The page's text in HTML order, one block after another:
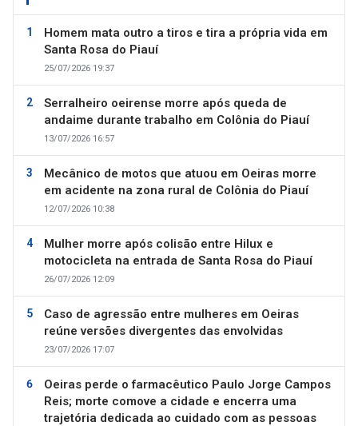
Homem mata outro a tiros e tira a própria vida em
Santa Rosa do Piauí
25/07/2026 19:37
Serralheiro oeirense morre após queda de
andaime durante trabalho em Colônia do Piauí
13/07/2026 16:57
Mecânico de motos que atuou em Oeiras morre
em acidente na zona rural de Colônia do Piauí
12/07/2026 10:38
Mulher morre após colisão entre Hilux e
motocicleta na entrada de Santa Rosa do Piauí
26/07/2026 12:09
Caso de agressão entre mulheres em Oeiras
reúne versões divergentes das envolvidas
23/07/2026 17:07
Oeiras perde o farmacêutico Paulo Jorge Campos
Reis; morte comove a cidade e encerra uma
trajetória dedicada ao cuidado com as pessoas